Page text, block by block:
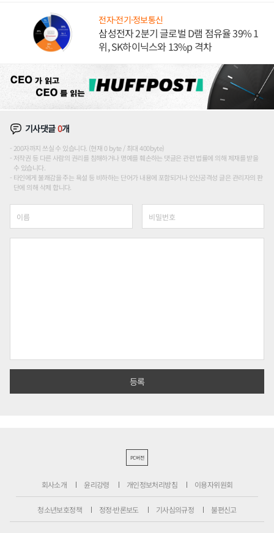
전자·전기·정보통신
삼성전자 2분기 글로벌 D램 점유율 39% 1
위, SK하이닉스와 13%p 격차
기사댓글0개
200자까지 쓰실 수 있습니다. (현재 0 byte / 최대 400byte)
저작권 등 다른 사람의 권리를 침해하거나 명예를 훼손하는 댓글은 관련 법률에 의해 제재를 받을
수 있습니다.
타인에게 불쾌감을 주는 욕설 등 비하하는 단어가 내용에 포함되거나 인신공격성 글은 관리자의 판
단에 의해 삭제 합니다.
PC버전
회사소개 윤리강령 개인정보처리방침 이용자위원회
청소년보호정책 정정·반론보도 기사심의규정 불편신고